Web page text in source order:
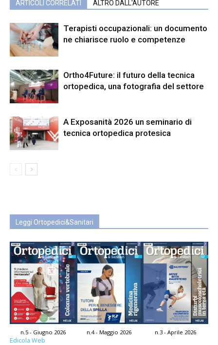
ARTICOLI CORRELATI ALTRO DALL'AUTORE
Terapisti occupazionali: un documento
ne chiarisce ruolo e competenze
Ortho4Future: il futuro della tecnica
ortopedica, una fotografia del settore
A Exposanità 2026 un seminario di
tecnica ortopedica protesica
Leggi Ortopedici&Sanitari
n.5 - Giugno 2026 n.4 - Maggio 2026 n.3 - Aprile 2026
Edicola Web